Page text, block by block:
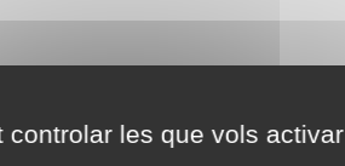
les que vols activar